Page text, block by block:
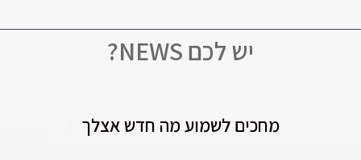
יש לכם NEWS?
מחכים לשמוע מה חדש אצלך